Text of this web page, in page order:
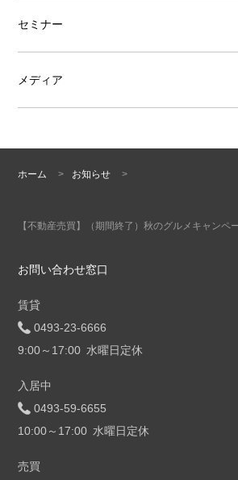
セミナー
メディア
ホーム > お知らせ >
【不動産売買】（期間終了）秋のグルメキャンペ
お問い合わせ窓口
賃貸
0493-23-6666
9:00～17:00 水曜日定休
入居中
0493-59-6655
10:00～17:00 水曜日定休
売買